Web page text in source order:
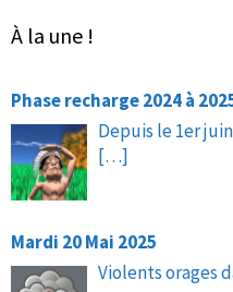
À la une !
Phase recharge 2024 à
Depuis le 1er
[…]
Mardi 20 Mai 2025
Violents orages